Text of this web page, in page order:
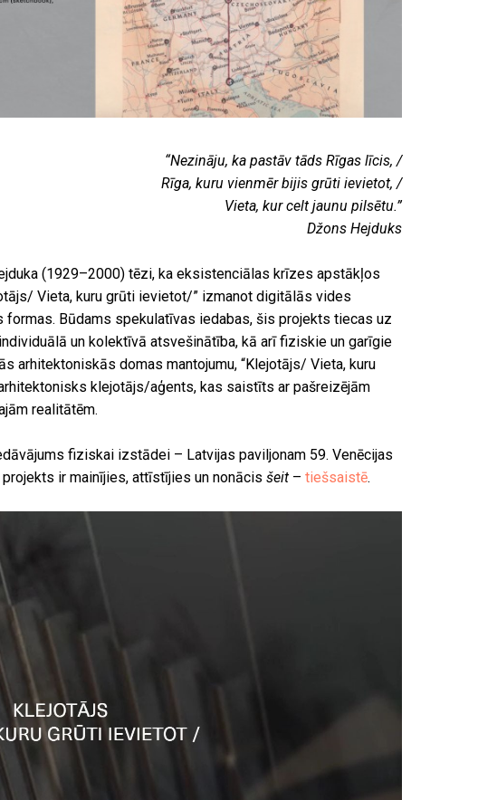
“Nezināju, ka pastāv tāds Rīgas līcis, /
Rīga, kuru vienmēr bijis grūti ievietot, /
Vieta, kur celt jaunu pilsētu.”
Džons Hejduks
(1929–2000) tēzi, ka eksistenciālas krīzes apstākļos
Vieta, kuru grūti ievietot/” izmanot digitālās vides
formas. Būdams spekulatīvas iedabas, šis projekts tiecas uz
un kolektīvā atsvešinātība, kā arī fiziskie un garīgie
arhitektoniskās domas mantojumu, “Klejotājs/ Vieta, kuru
klejotājs/aģents, kas saistīts ar pašreizējām
realitātēm.
fiziskai izstādei – Latvijas paviljonam 59. Venēcijas
ir mainījies, attīstījies un nonācis šeit – tiešsaistē.